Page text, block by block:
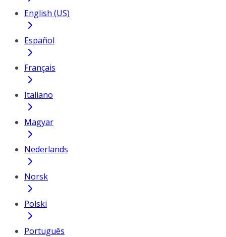
English (US)
Español
Français
Italiano
Magyar
Nederlands
Norsk
Polski
Português